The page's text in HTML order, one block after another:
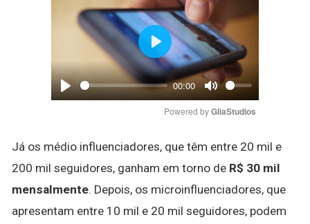
Play
00:00
Mute
Play
Powered by GliaStudios
Já os médio influenciadores, que têm entre 20 mil e
200 mil seguidores, ganham em torno de R$ 30 mil
mensalmente. Depois, os microinfluenciadores, que
apresentam entre 10 mil e 20 mil seguidores, podem